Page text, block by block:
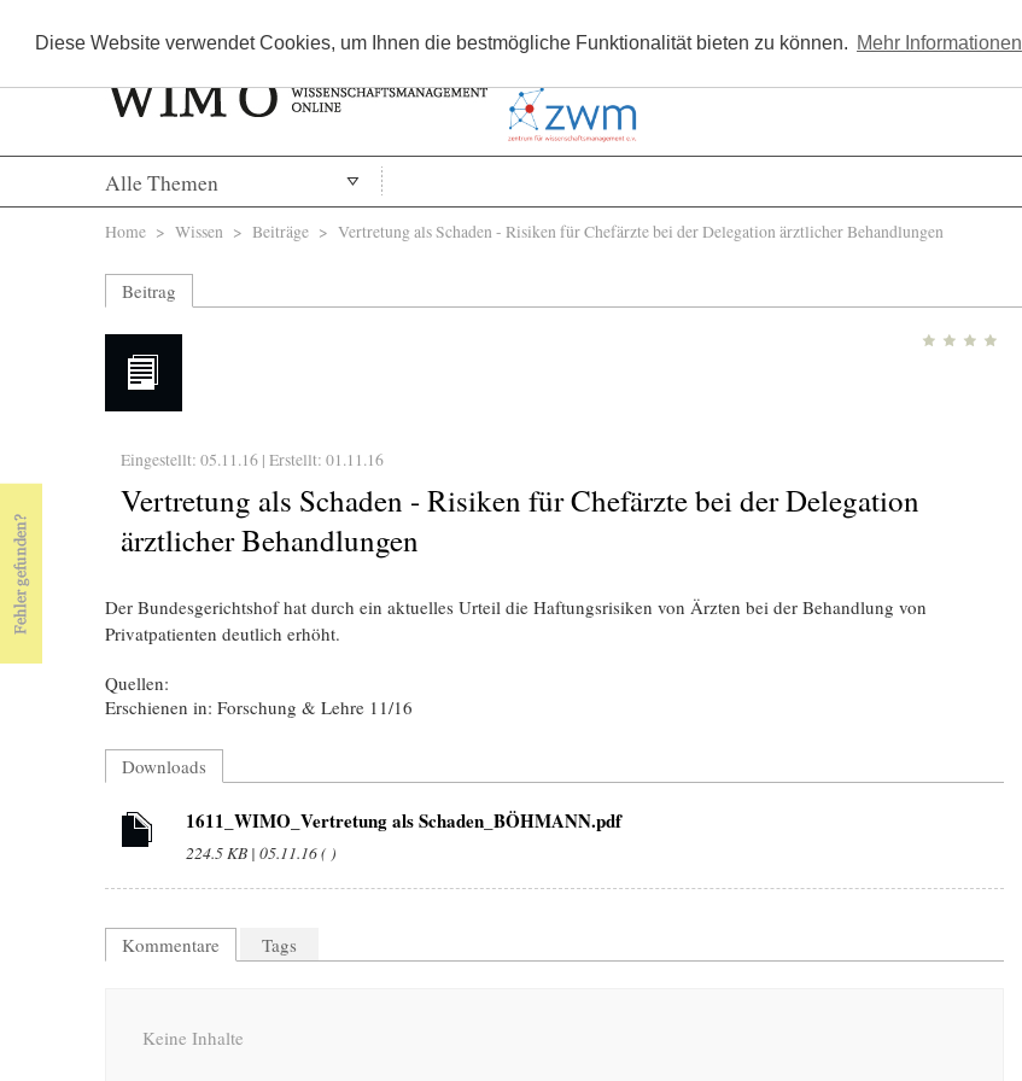
Diese Website verwendet Cookies, um Ihnen die bestmögliche Funktionalität bieten zu können. Mehr Informationen
Kostenlos registrieren
Alle Themen
Sie sind hier
Home > Wissen > Beiträge > Vertretung als Schaden - Risiken für Chefärzte bei der Delegation ärztlicher Behandlungen
Beitrag
Eingestellt: 05.11.16 | Erstellt: 01.11.16
Vertretung als Schaden - Risiken für Chefärzte bei der Delegation
ärztlicher Behandlungen
Der Bundesgerichtshof hat durch ein aktuelles Urteil die Haftungsrisiken von Ärzten bei der Behandlung von
Privatpatienten deutlich erhöht.
Quellen:
Erschienen in: Forschung & Lehre 11/16
Downloads
1611_WIMO_Vertretung als Schaden_BÖHMANN.pdf
224.5 KB | 05.11.16 ( )
Kommentare Tags
Keine Inhalte